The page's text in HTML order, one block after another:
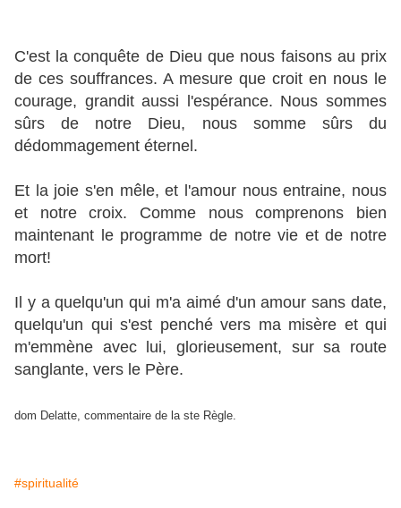
C'est la conquête de Dieu que nous faisons au prix
de ces souffrances. A mesure que croit en nous le
courage, grandit aussi l'espérance. Nous sommes
sûrs de notre Dieu, nous somme sûrs du
dédommagement éternel.
Et la joie s'en mêle, et l'amour nous entraine, nous
et notre croix. Comme nous comprenons bien
maintenant le programme de notre vie et de notre
mort!
Il y a quelqu'un qui m'a aimé d'un amour sans date,
quelqu'un qui s'est penché vers ma misère et qui
m'emmène avec lui, glorieusement, sur sa route
sanglante, vers le Père.
dom Delatte, commentaire de la ste Règle.
#spiritualité